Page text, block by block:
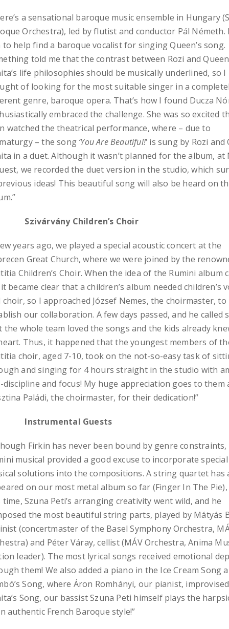
a sensational baroque music ensemble in Hungary
Orchestra), led by flutist and conductor Pál Németh.
to help find a baroque vocalist for singing Queen’s song.
told me that the contrast between Rozi and Queen
life philosophies should be musically underlined, so I
of looking for the most suitable singer in a
genre, baroque opera. That’s how I found Ducza
embraced the challenge. She was so excited
watched the theatrical performance, where – due to
– the song ‘You Are Beautiful!‘ is sung by Rozi and
in a duet. Although it wasn’t planned for the album, at
we recorded the duet version in the studio, which
ideas! This beautiful song will also be heard on
Children’s Choir
years ago, we played a special acoustic concert at the
Great Church, where we were joined by the
Children’s Choir. When the idea of the Rumini album
became clear that a children’s album needed children’s
choir, so I approached József Nemes, the choirmaster, to
our collaboration. A few days passed, and he called
the whole team loved the songs and the kids already
Thus, it happened that the youngest members of
choir, aged 7-10, took on the not-so-easy task of
and singing for 4 hours straight in the studio with
discipline and focus! My huge appreciation goes to them
Paládi, the choirmaster, for their dedication!”
Guests
Firkin has never been bound by genre
musical provided a good excuse to incorporate special
solutions into the compositions. A string quartet has
on our most metal album so far (Finger In The
Szuna Peti’s arranging creativity went wild, and he
the most beautiful string parts, played by Mátyás
(concertmaster of the Basel Symphony Orchestra,
and Péter Váray, cellist (MÁV Orchestra, Anima
leader). The most lyrical songs received emotional
them! We also added a piano in the Ice Cream Song
Song, where Áron Romhányi, our pianist,
Song, our bassist Szuna Peti himself plays the
authentic French Baroque style!”